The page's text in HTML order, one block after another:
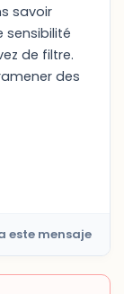
savoir
sensibilité
de filtre.
des
este mensaje